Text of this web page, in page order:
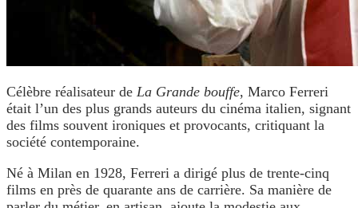
Célèbre réalisateur de La Grande bouffe, Marco Ferreri
était l’un des plus grands auteurs du cinéma italien, signant
des films souvent ironiques et provocants, critiquant la
société contemporaine.
Né à Milan en 1928, Ferreri a dirigé plus de trente-cinq
films en près de quarante ans de carrière. Sa manière de